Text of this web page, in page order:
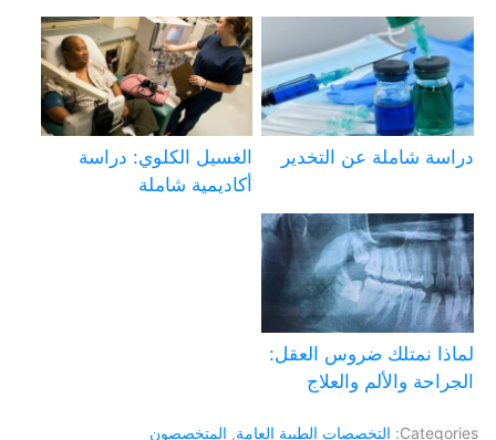
دراسة شاملة عن التخدير
الغسيل الكلوي: دراسة
أكاديمية شاملة
لماذا نمتلك ضروس العقل:
الجراحة والألم والعلاج
Categories: التخصصات الطبية العامة, المتخصصون